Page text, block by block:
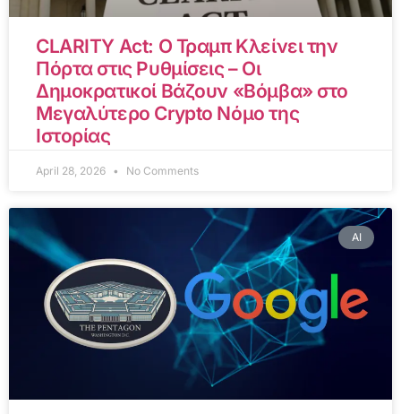
CLARITY Act: Ο Τραμπ Κλείνει την
Πόρτα στις Ρυθμίσεις – Οι
Δημοκρατικοί Βάζουν «Βόμβα» στο
Μεγαλύτερο Crypto Νόμο της
Ιστορίας
April 28, 2026 No Comments
AI